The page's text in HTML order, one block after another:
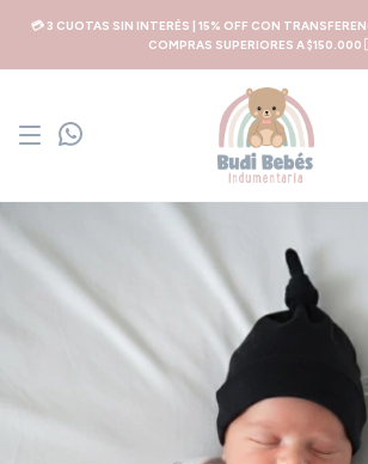
💳 3 CUOTAS SIN INTERÉS | 15% OFF CON
COMPRAS SUPERIORES A